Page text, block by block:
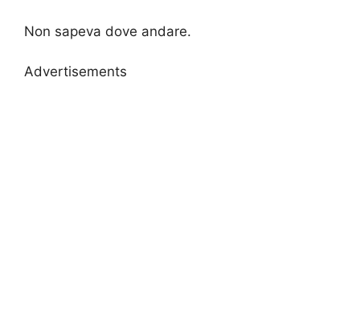
Non sapeva dove andare.
Advertisements